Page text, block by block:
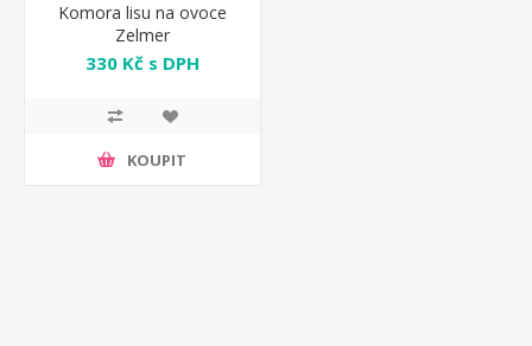
Komora lisu na ovoce
Zelmer
330 Kč s DPH
KOUPIT